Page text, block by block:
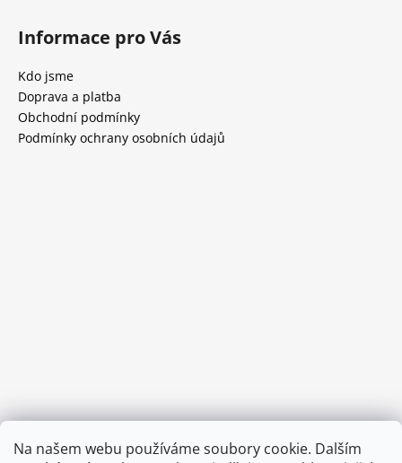
Na našem webu používáme soubory cookie. Dalším
Informace pro Vás
Kdo jsme
Doprava a platba
Obchodní podmínky
Podmínky ochrany osobních údajů
Provozní doba:
8.00 - 15.00 hod (pondělí - pátek)